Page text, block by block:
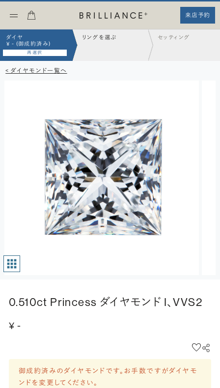
来店予約
ダイヤ
¥ - (御成約済み)
再選択
リングを選ぶ セッティング
< ダイヤモンド一覧へ
0.510ct Princess ダイヤモンド I、VVS2
¥ -
御成約済みのダイヤモンドです。お手数ですがダイヤモ
ンドを変更してください。